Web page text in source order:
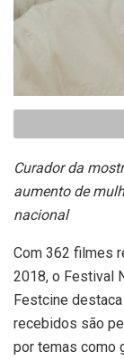
Curador da
aumento de
nacional
Com 362 filmes
2018, o Festival
Festcine
recebidos são
por temas como